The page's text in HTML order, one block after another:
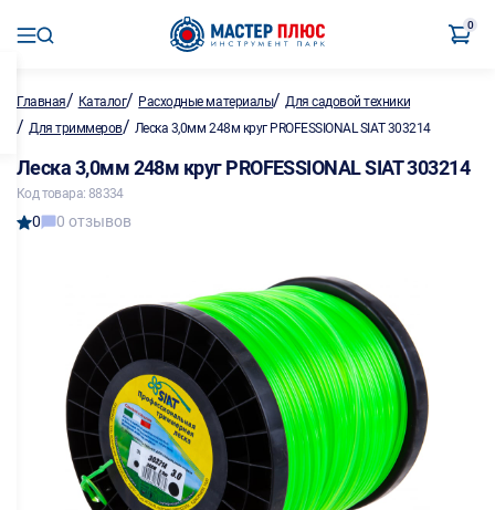
0
Главная/ Каталог/ Расходные материалы/Для садовой техники
/ Для триммеров/ Леска 3,0мм 248м круг PROFESSIONAL SIAT 303214
Леска 3,0мм 248м круг PROFESSIONAL SIAT 303214
Код товара: 88334
0 0 отзывов